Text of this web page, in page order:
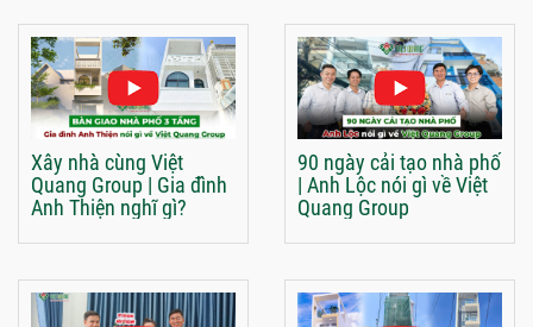
Xây nhà cùng Việt
Quang Group | Gia đình
Anh Thiện nghĩ gì?
90 ngày cải tạo nhà phố
| Anh Lộc nói gì về Việt
Quang Group